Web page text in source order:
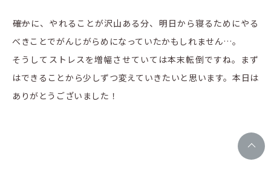
――確かに、やれることが沢山ある分、明日から寝るためにやる
べきことでがんじがらめになっていたかもしれません…。
そうしてストレスを増幅させていては本末転倒ですね。まず
はできることから少しずつ変えていきたいと思います。本日は
ありがとうございました！